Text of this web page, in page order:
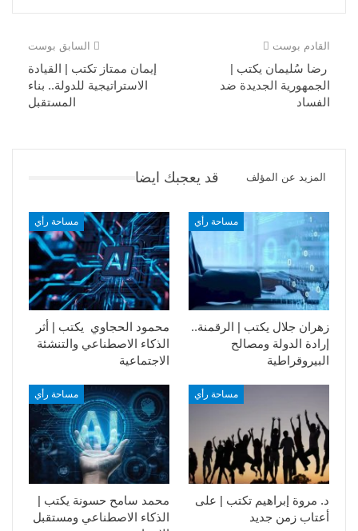
السابق بوست
إيمان ممتاز تكتب | القيادة
الاستراتيجية للدولة.. بناء
المستقبل
القادم بوست
رضا سُليمان يكتب |
الجمهورية الجديدة ضد
الفساد
قد يعجبك ايضا المزيد عن المؤلف
مساحة رأي
محمود الحجاوي يكتب | أثر
الذكاء الاصطناعي والتنشئة
الاجتماعية
مساحة رأي
زهران جلال يكتب | الرقمنة..
إرادة الدولة ومصالح
البيروقراطية
مساحة رأي
محمد سامح حسونة يكتب |
الذكاء الاصطناعي ومستقبل
مساحة رأي
د. مروة إبراهيم تكتب | على
أعتاب زمن جديد